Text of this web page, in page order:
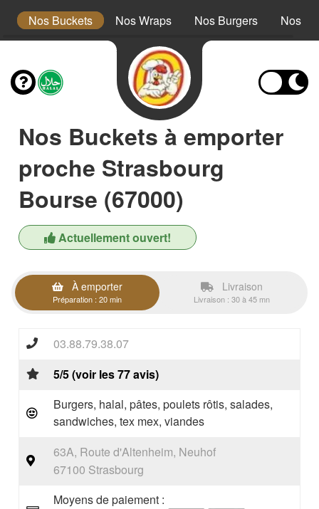
Nos Buckets Nos Wraps Nos Burgers Nos
Nos Buckets à emporter
proche Strasbourg
Bourse (67000)
Actuellement ouvert!
À emporter
Préparation : 20 min
Livraison
Livraison : 30 à 45 mn
03.88.79.38.07
5/5 (voir les 77 avis)
Burgers, halal, pâtes, poulets rôtis, salades,
sandwiches, tex mex, viandes
63A, Route d'Altenheim, Neuhof
67100 Strasbourg
Moyens de paiement :